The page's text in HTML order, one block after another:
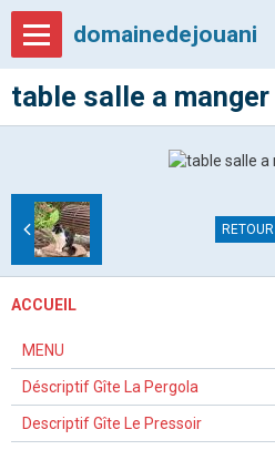
domainedejouani
table salle a manger
RETOUR
ACCUEIL
MENU
Déscriptif Gîte La Pergola
Descriptif Gîte Le Pressoir